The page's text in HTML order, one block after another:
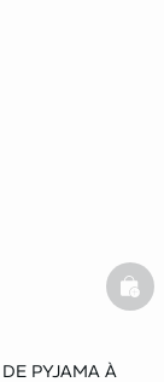
PYJAMA À